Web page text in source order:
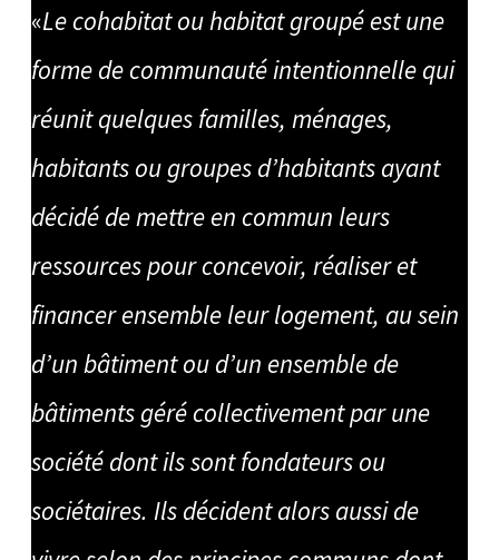
CONTACT
«Le cohabitat ou habitat groupé est une
forme de communauté intentionnelle qui
réunit quelques familles, ménages,
habitants ou groupes d’habitants ayant
décidé de mettre en commun leurs
ressources pour concevoir, réaliser et
financer ensemble leur logement, au sein
d’un bâtiment ou d’un ensemble de
bâtiments géré collectivement par une
société dont ils sont fondateurs ou
sociétaires. Ils décident alors aussi de